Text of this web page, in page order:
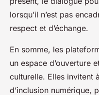
lorsqu’il n’est pas
respect et d’échange.
En somme, les
un espace d’ouverture
culturelle. Elles invitent
d’inclusion numérique,